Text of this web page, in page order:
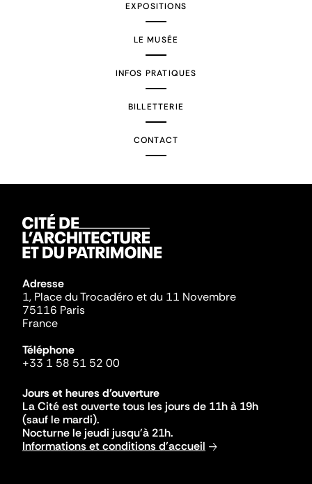
EXPOSITIONS
LE MUSÉE
INFOS PRATIQUES
BILLETTERIE
CONTACT
Adresse
1, Place du Trocadéro et du 11 Novembre
75116 Paris
France
Téléphone
+33 1 58 51 52 00
Jours et heures d'ouverture
La Cité est ouverte tous les jours de 11h à 19h
(sauf le mardi).
Nocturne le jeudi jusqu'à 21h.
Informations et conditions d'accueil